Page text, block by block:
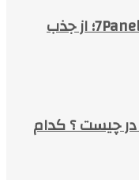
خدمات شبکه‌های اجتماعی 7Panel؛ از جذب
چیست ؟ کدام